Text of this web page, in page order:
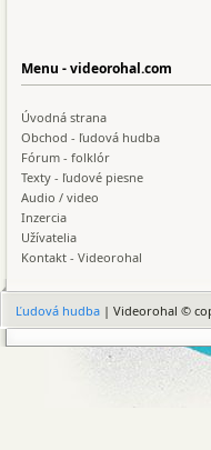
Menu - videorohal.com
Úvodná strana
Obchod - ľudová hudba
Fórum - folklór
Texty - ľudové piesne
Audio / video
Inzercia
Užívatelia
Kontakt - Videorohal
Ľudová hudba | Videorohal ©